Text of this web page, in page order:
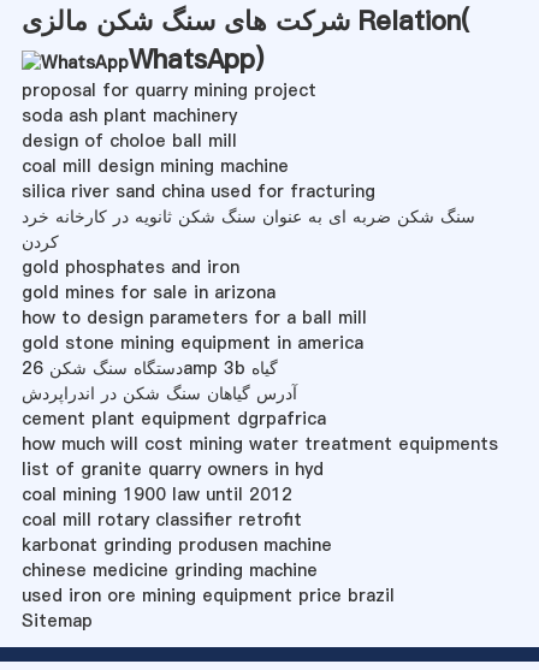
شرکت های سنگ شکن مالزی Relation(
WhatsApp)
proposal for quarry mining project
soda ash plant machinery
design of choloe ball mill
coal mill design mining machine
silica river sand china used for fracturing
سنگ شکن ضربه ای به عنوان سنگ شکن ثانویه در کارخانه خرد
کردن
gold phosphates and iron
gold mines for sale in arizona
how to design parameters for a ball mill
gold stone mining equipment in america
دستگاه سنگ شکن 26amp 3b گیاه
آدرس گیاهان سنگ شکن در اندراپردش
cement plant equipment dgrpafrica
how much will cost mining water treatment equipments
list of granite quarry owners in hyd
coal mining 1900 law until 2012
coal mill rotary classifier retrofit
karbonat grinding produsen machine
chinese medicine grinding machine
used iron ore mining equipment price brazil
Sitemap